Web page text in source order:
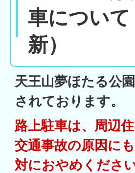
車につい
新）
天王山夢ほたる公
されております。
路上駐車は、周辺
交通事故の原因に
対におやめください